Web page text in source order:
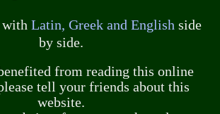
withLatin, Greek and English side
by side.
from reading this online
tell your friends about this
website.